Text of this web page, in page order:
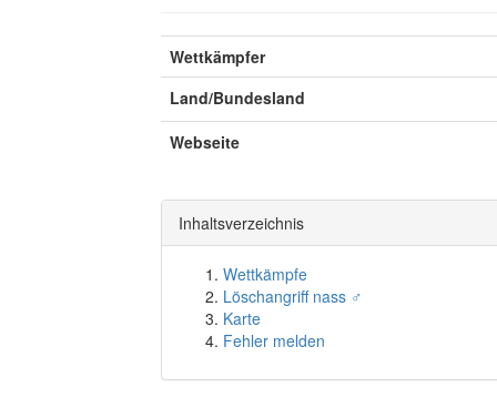
Wettkämpfer
Land/Bundesland
Webseite
Inhaltsverzeichnis
Wettkämpfe
Löschangriff nass ♂
Karte
Fehler melden